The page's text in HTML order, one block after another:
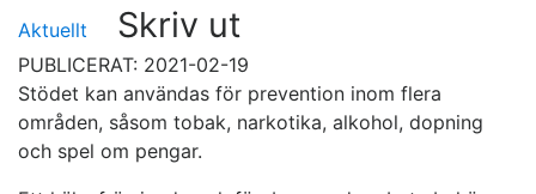
Aktuellt Skriv ut
PUBLICERAT: 2021-02-19
Stödet kan användas för prevention inom flera
områden, såsom tobak, narkotika, alkohol, dopning
och spel om pengar.